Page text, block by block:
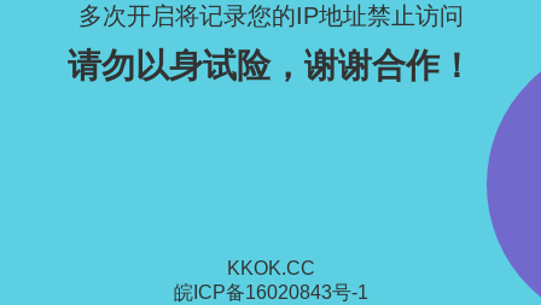
多次开启将记录您的IP地址禁止访问
请勿以身试险，谢谢合作！
KKOK.CC
皖ICP备16020843号-1